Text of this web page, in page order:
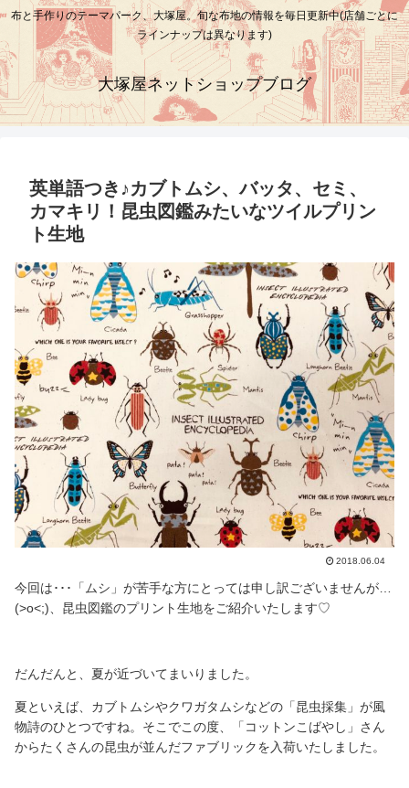
布と手作りのテーマパーク、大塚屋。旬な布地の情報を毎日更新中(店舗ごとに
ラインナップは異なります)
大塚屋ネットショップブログ
英単語つき♪カブトムシ、バッタ、セミ、
カマキリ！昆虫図鑑みたいなツイルプリン
ト生地
2018.06.04
今回は･･･「ムシ」が苦手な方にとっては申し訳ございませんが…
(>o<;)、昆虫図鑑のプリント生地をご紹介いたします♡
だんだんと、夏が近づいてまいりました。
夏といえば、カブトムシやクワガタムシなどの「昆虫採集」が風
物詩のひとつですね。そこでこの度、「コットンこばやし」さん
からたくさんの昆虫が並んだファブリックを入荷いたしました。